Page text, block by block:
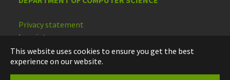
This website uses cookies to ensure you get the best
experience on our website.
Privacy statement
Imprint
Accessibility
Deutsch